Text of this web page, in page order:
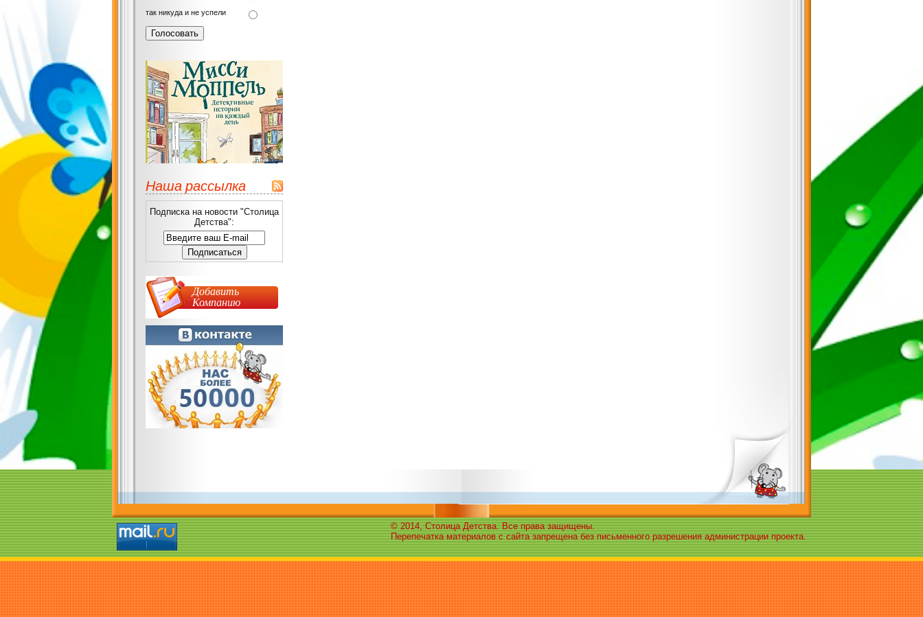
так никуда и не успели
Наша рассылка
Подписка на новости "Столица
Детства":
Добавить
Компанию
© 2014, Столица Детства. Все права защищены.
Перепечатка материалов с сайта запрещена без письменного разрешения администрации проекта.